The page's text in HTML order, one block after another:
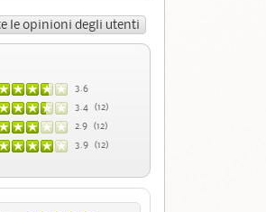
le opinioni degli utenti
3.6
3.4 (12)
2.9 (12)
3.9 (12)